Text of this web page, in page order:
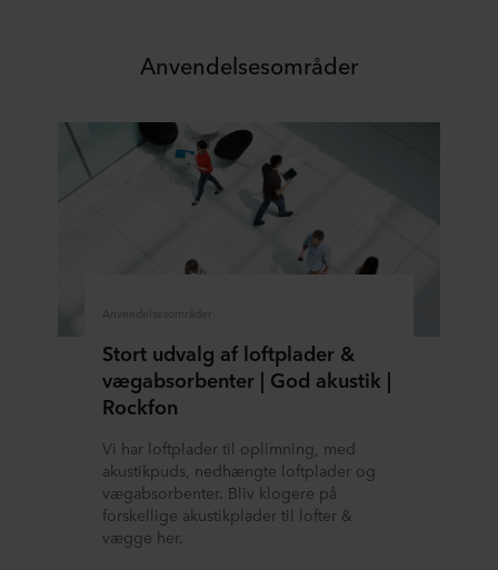
Anvendelsesområder
Anvendelsesområder
Stort udvalg af loftplader &
vægabsorbenter | God akustik |
Rockfon
Vi har loftplader til oplimning, med
akustikpuds, nedhængte loftplader og
vægabsorbenter. Bliv klogere på
forskellige akustikplader til lofter &
vægge her.